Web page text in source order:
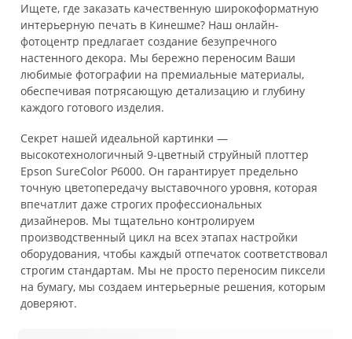
Ищете, где заказать качественную широкоформатную
интерьерную печать в Кинешме? Наш онлайн-
фотоцентр предлагает создание безупречного
настенного декора. Мы бережно переносим Ваши
любимые фотографии на премиальные материалы,
обеспечивая потрясающую детализацию и глубину
каждого готового изделия.
Секрет нашей идеальной картинки —
высокотехнологичный 9-цветный струйный плоттер
Epson SureColor P6000. Он гарантирует предельно
точную цветопередачу выставочного уровня, которая
впечатлит даже строгих профессиональных
дизайнеров. Мы тщательно контролируем
производственный цикл на всех этапах настройки
оборудования, чтобы каждый отпечаток соответствовал
строгим стандартам. Мы не просто переносим пиксели
на бумагу, мы создаем интерьерные решения, которым
доверяют.